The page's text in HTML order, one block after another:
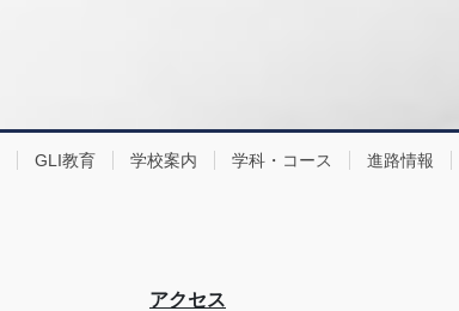
GLI教育 学校案内 学科・コース 進路情報
アクセス